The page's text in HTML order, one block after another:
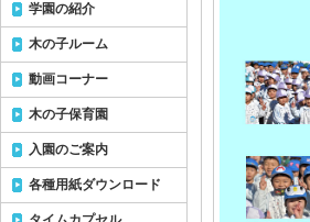
学園の紹介
木の子ルーム
動画コーナー
木の子保育園
入園のご案内
各種用紙ダウンロード